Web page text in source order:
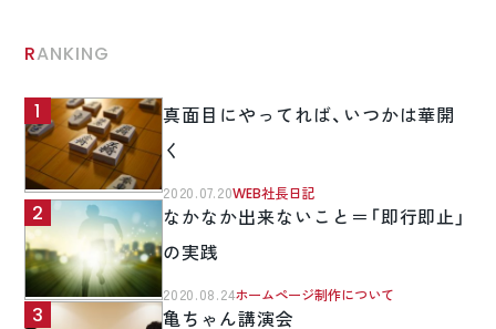
RANKING
真面目にやってれば、いつかは華開
く
2020.07.20WEB社長日記
なかなか出来ないこと＝「即行即止」
の実践
2020.08.24ホームページ制作について
亀ちゃん講演会